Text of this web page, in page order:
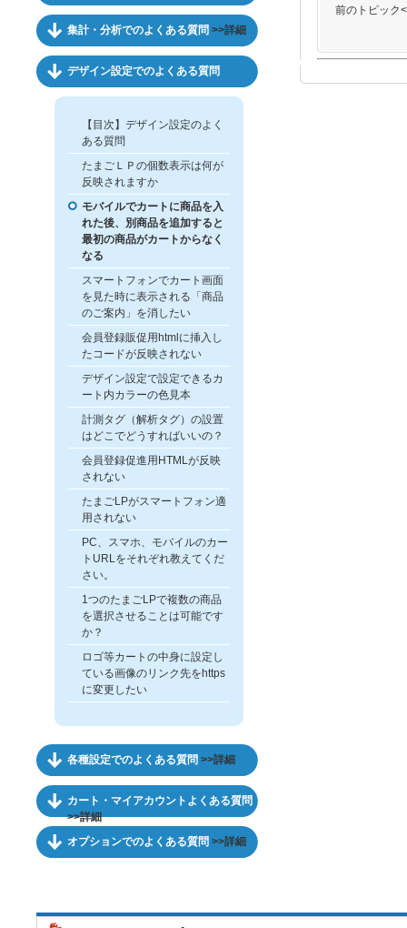
集計・分析でのよくある質問 >>詳細
デザイン設定でのよくある質問
【目次】デザイン設定のよく
ある質問
たまごＬＰの個数表示は何が
反映されますか
モバイルでカートに商品を入
れた後、別商品を追加すると
最初の商品がカートからなく
なる
スマートフォンでカート画面
を見た時に表示される「商品
のご案内」を消したい
会員登録販促用htmlに挿入し
たコードが反映されない
デザイン設定で設定できるカ
ート内カラーの色見本
計測タグ（解析タグ）の設置
はどこでどうすればいいの？
会員登録促進用HTMLが反映
されない
たまごLPがスマートフォン適
用されない
PC、スマホ、モバイルのカー
トURLをそれぞれ教えてくだ
さい。
1つのたまごLPで複数の商品
を選択させることは可能です
か？
ロゴ等カートの中身に設定し
ている画像のリンク先をhttps
に変更したい
各種設定でのよくある質問 >>詳細
カート・マイアカウントよくある質問
>>詳細
オプションでのよくある質問 >>詳細
前のトピック